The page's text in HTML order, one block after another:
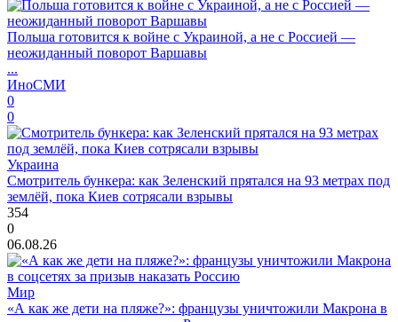
Польша готовится к войне с Украиной, а не с Россией —
неожиданный поворот Варшавы
...
ИноСМИ
0
0
Украина
Смотритель бункера: как Зеленский прятался на 93 метрах под
землёй, пока Киев сотрясали взрывы
354
0
06.08.26
Мир
«А как же дети на пляже?»: французы уничтожили Макрона в